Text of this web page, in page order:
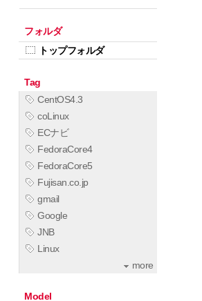
フォルダ
トップフォルダ
Tag
CentOS4.3
coLinux
ECナビ
FedoraCore4
FedoraCore5
Fujisan.co.jp
gmail
Google
JNB
Linux
more
Model